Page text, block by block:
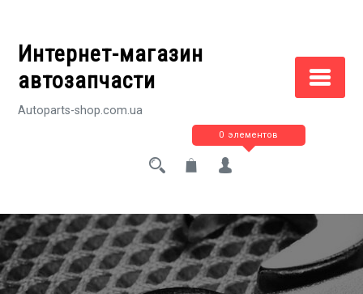
содержимому
Интернет-магазин
автозапчасти
Autoparts-shop.com.ua
0 элементов